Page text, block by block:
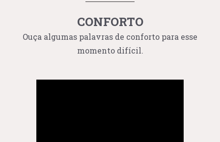
CONFORTO
Ouça algumas palavras de conforto para esse
momento difícil.